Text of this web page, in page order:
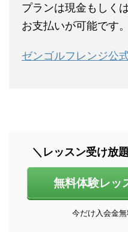
プランは現金もしく
お支払いが可能です。
ゼンゴルフレンジ公
＼レッスン受け放
無料体験レッ
今だけ入会金